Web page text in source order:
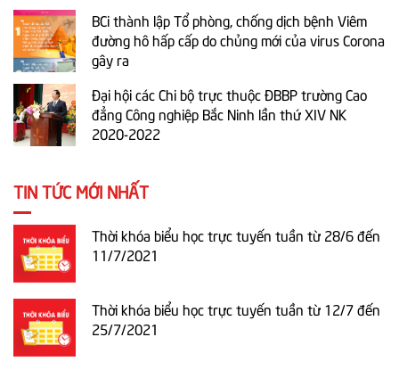
BCi thành lập Tổ phòng, chống dịch bệnh Viêm
đường hô hấp cấp do chủng mới của virus Corona
gây ra
Đại hội các Chi bộ trực thuộc ĐBBP trường Cao
đẳng Công nghiệp Bắc Ninh lần thứ XIV NK
2020-2022
TIN TỨC MỚI NHẤT
Thời khóa biểu học trực tuyến tuần từ 28/6 đến
11/7/2021
Thời khóa biểu học trực tuyến tuần từ 12/7 đến
25/7/2021